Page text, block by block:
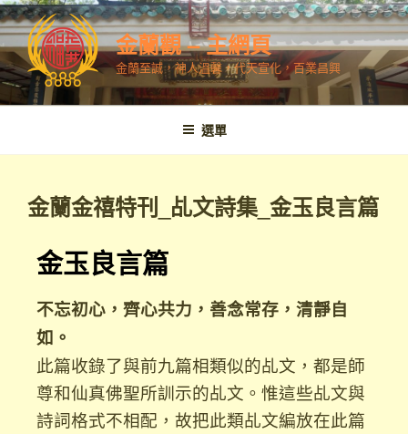
金蘭觀 – 主網頁
金蘭至誠，神人溫馨，代天宣化，百業昌興
選單
金蘭金禧特刊_乩文詩集_金玉良言篇
金玉良言篇
不忘初心，齊心共力，善念常存，清靜自
如。
此篇收錄了與前九篇相類似的乩文，都是師
尊和仙真佛聖所訓示的乩文。惟這些乩文與
詩詞格式不相配，故把此類乩文編放在此篇